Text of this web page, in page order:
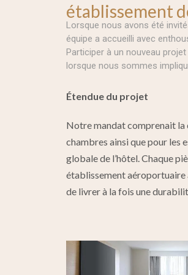
établissement
Lorsque nous avons été
équipe a accueilli avec
Participer à un nouveau
lorsque nous sommes
Étendue du projet
Notre mandat comprenait la
chambres ainsi que pour les
globale de l’hôtel. Chaque
établissement aéroportuaire
de livrer à la fois une